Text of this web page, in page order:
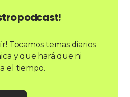
podcast!
Tocamos temas diarios
y que hará que ni
el tiempo.